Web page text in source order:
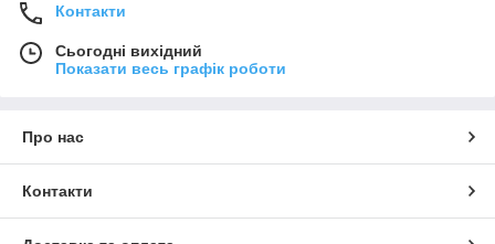
Контакти
Сьогодні вихідний
Показати весь графік роботи
Про нас
Контакти